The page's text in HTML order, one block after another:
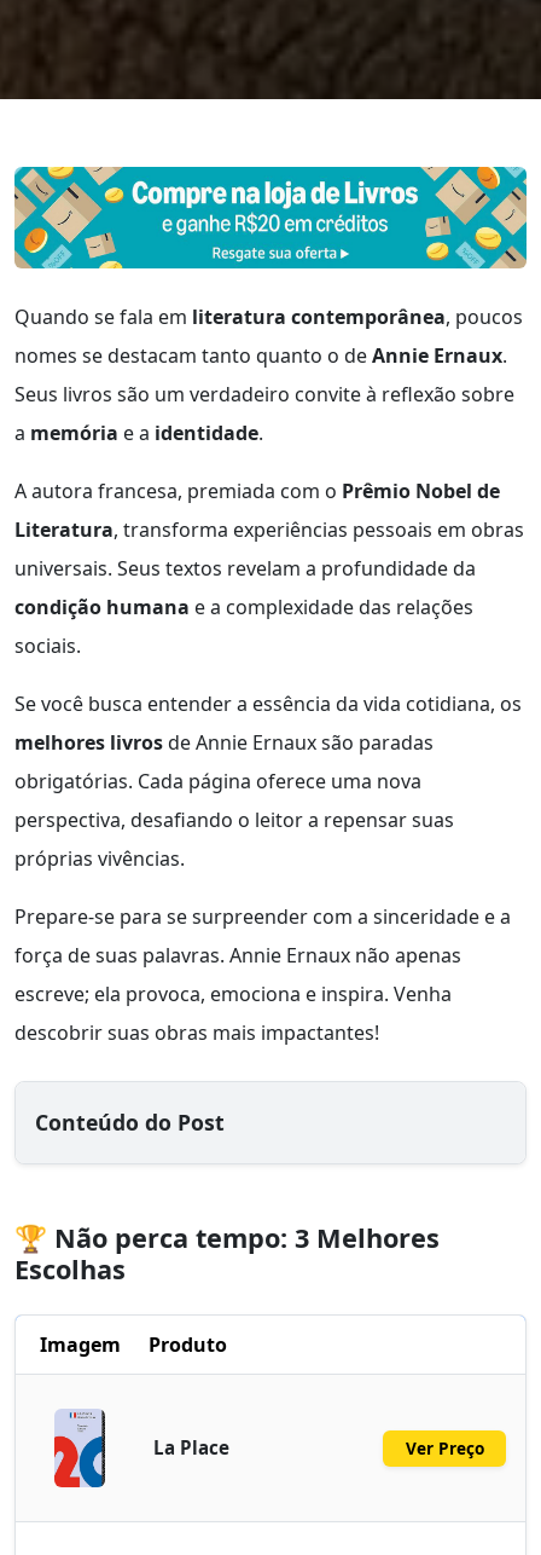
Quando se fala em literatura contemporânea, poucos
nomes se destacam tanto quanto o deAnnie Ernaux.
Seus livros são um verdadeiro convite à reflexão sobre
a memória e a identidade.
A autora francesa, premiada com o Prêmio Nobel de
Literatura, transforma experiências pessoais em obras
universais. Seus textos revelam a profundidade da
condição humana e a complexidade das relações
sociais.
Se você busca entender a essência da vida cotidiana, os
melhores livrosde Annie Ernaux são paradas
obrigatórias. Cada página oferece uma nova
perspectiva, desafiando o leitor a repensar suas
próprias vivências.
Prepare-se para se surpreender com a sinceridade e a
força de suas palavras. Annie Ernaux não apenas
escreve; ela provoca, emociona e inspira. Venha
descobrir suas obras mais impactantes!
Conteúdo do Post
🏆 Não perca tempo: 3 Melhores
Escolhas
Imagem Produto
La Place Ver Preço